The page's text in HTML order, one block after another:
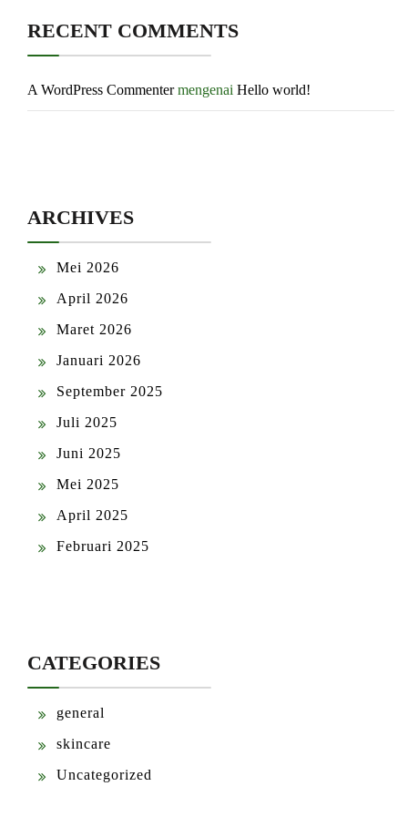
RECENT COMMENTS
A WordPress Commentermengenai Hello world!
ARCHIVES
Mei 2026
April 2026
Maret 2026
Januari 2026
September 2025
Juli 2025
Juni 2025
Mei 2025
April 2025
Februari 2025
CATEGORIES
general
skincare
Uncategorized